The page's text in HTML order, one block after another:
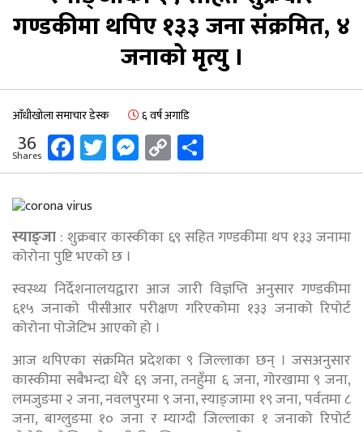
गण्डकीमा थपिए १३३ जना संक्रमित, ४
जनाको मृत्यु ।
आँधीखोला समाचार डेस्क ६ वर्ष अगाडि
36
Shares Facebook
Twitter
Messenger
Copy
Link
स्याङ्जा : शुक्रबार कास्कीका ६९ सहित गण्डकीमा थप १३३ जनामा
कोरोना पुष्टि भएको छ ।
स्वस्थ्य निर्देशनालयद्वारा आज जारी विज्ञप्ति अनुसार गण्डकीमा
६१५ जनाको पीसीआर परीक्षण गरिएकोमा १३३ जनाको रिपोर्ट
कोरोना पोजेटिभ आएको हो ।
आज थपिएका संक्रमित प्रदेशका ९ जिल्लाका छन् । जसअनुसार
कास्कीमा सबैभन्दा धेरै ६९ जना, तनहुँमा ६ जना, गोरखामा ९ जना,
लमजुङमा २ जना, नवलपुरमा ९ जना, स्याङ्जामा १९ जना, पर्वतमा ८
जना, बाग्लुङमा १० जना र म्याग्दी जिल्लाका १ जनाको रिपोर्ट